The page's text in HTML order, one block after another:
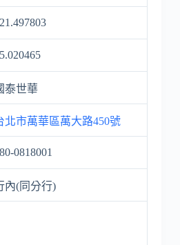
泰世華
北市萬華區萬大路450號
0818001
內(同分行)